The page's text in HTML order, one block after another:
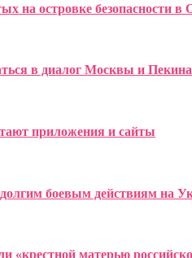
на островке безопасности в
в диалог Москвы и Пекина
приложения и сайты
боевым действиям на
«крестной матерью